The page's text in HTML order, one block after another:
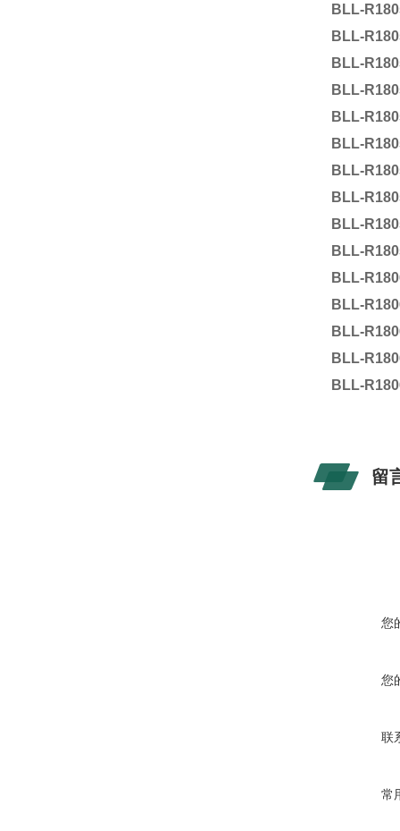
BLL-
BLL-
BLL-
BLL-
BLL-
BLL-
BLL-
BLL-
BLL-
BLL-
BLL-
BLL-
BLL-
BLL-
BLL-
留
您
您
联
常